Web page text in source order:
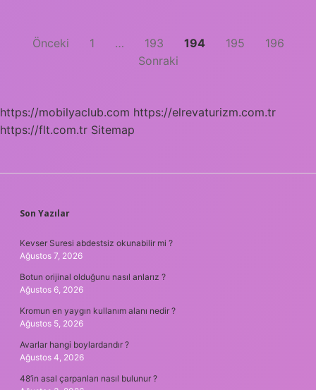
Yazı
Önceki 1 … 193 194 195
196
Sonraki
https://mobilyaclub.com https://elrevaturizm.com.tr
https://flt.com.tr Sitemap
SIDEBAR
Son Yazılar
Kevser Suresi abdestsiz okunabilir mi ?
Ağustos 7, 2026
Botun orijinal olduğunu nasıl anlarız ?
Ağustos 6, 2026
Kromun en yaygın kullanım alanı nedir ?
Ağustos 5, 2026
Avarlar hangi boylardandır ?
Ağustos 4, 2026
48’in asal çarpanları nasıl bulunur ?